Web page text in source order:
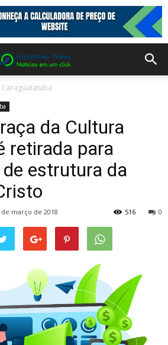
Caraguatatuba
da Cultura
retirada para
estrutura da
de março de 2018 0
516